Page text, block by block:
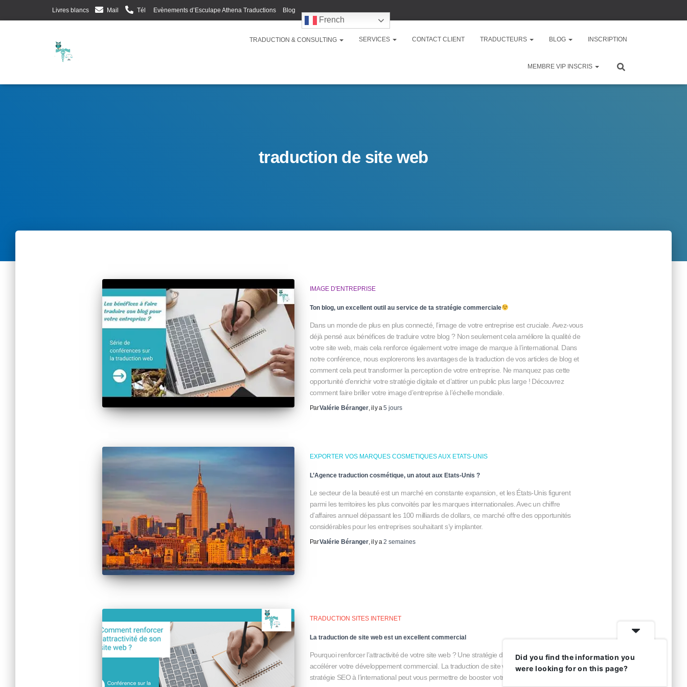
Livres blancs Mail Tél Evènements d’Esculape Athena Traductions Blog
French
TRADUCTION & CONSULTING SERVICES CONTACT CLIENT TRADUCTEURS BLOG INSCRIPTION
MEMBRE VIP INSCRIS
traduction de site web
IMAGE D'ENTREPRISE
Ton blog, un excellent outil au service de ta stratégie commerciale
Dans un monde de plus en plus connecté, l’image de votre entreprise est cruciale. Avez-vous
déjà pensé aux bénéfices de traduire votre blog ? Non seulement cela améliore la qualité de
votre site web, mais cela renforce également votre image de marque à l’international. Dans
notre conférence, nous explorerons les avantages de la traduction de vos articles de blog et
comment cela peut transformer la perception de votre entreprise. Ne manquez pas cette
opportunité d’enrichir votre stratégie digitale et d’attirer un public plus large ! Découvrez
comment faire briller votre image d’entreprise à l’échelle mondiale.
ParValérie Béranger, il y a5 jours
EXPORTER VOS MARQUES COSMETIQUES AUX ETATS-UNIS
L’Agence traduction cosmétique, un atout aux Etats-Unis ?
Le secteur de la beauté est un marché en constante expansion, et les États-Unis figurent
parmi les territoires les plus convoités par les marques internationales. Avec un chiffre
d’affaires annuel dépassant les 100 milliards de dollars, ce marché offre des opportunités
considérables pour les entreprises souhaitant s’y implanter.
ParValérie Béranger, il y a2 semaines
TRADUCTION SITES INTERNET
La traduction de site web est un excellent commercial
Pourquoi renforcer l’attractivité de votre site web ? Une stratégie digitale bien pensée peut
accélérer votre développement commercial. La traduction de site web accompagnée d’une
stratégie SEO à l’international peut vous permettre de booster votre croissance.
Did you find the information you
were looking for on this page?